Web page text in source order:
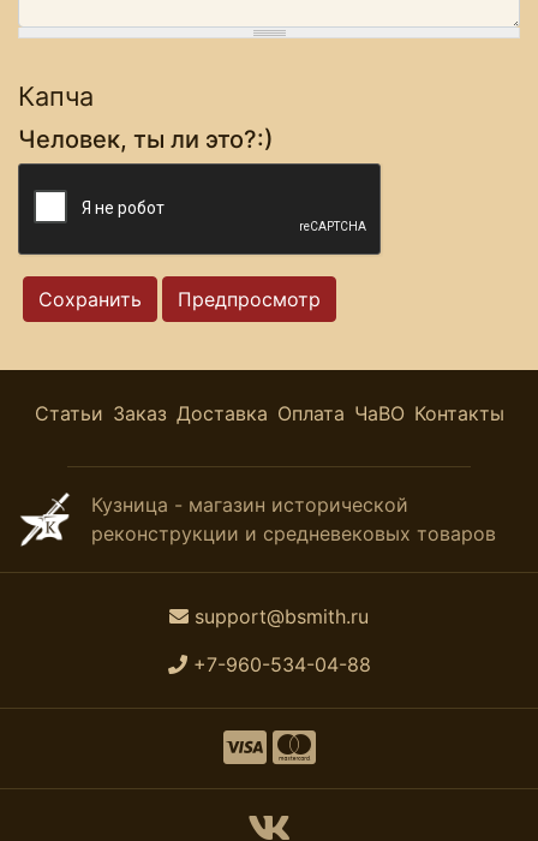
Капча
Человек, ты ли это?:)
Статьи Заказ Доставка Оплата ЧаВО Контакты
Кузница - магазин исторической
реконструкции и средневековых товаров
support@bsmith.ru
+7-960-534-04-88